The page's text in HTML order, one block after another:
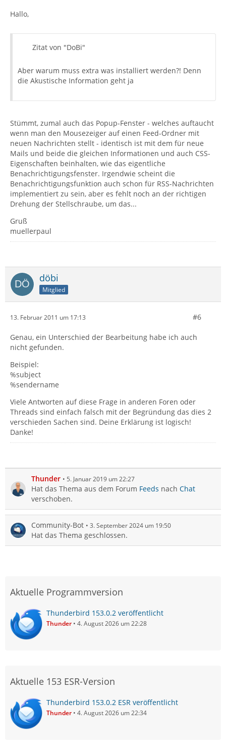
Hallo,
Zitat von "DoBi"
Aber warum muss extra was installiert werden?! Denn
die Akustische Information geht ja
Stümmt, zumal auch das Popup-Fenster - welches auftaucht
wenn man den Mousezeiger auf einen Feed-Ordner mit
neuen Nachrichten stellt - identisch ist mit dem für neue
Mails und beide die gleichen Informationen und auch CSS-
Eigenschaften beinhalten, wie das eigentliche
Benachrichtigungsfenster. Irgendwie scheint die
Benachrichtigungsfunktion auch schon für RSS-Nachrichten
implementiert zu sein, aber es fehlt noch an der richtigen
Drehung der Stellschraube, um das...
Gruß
muellerpaul
döbi
Mitglied
13. Februar 2011 um 17:13 #6
Genau, ein Unterschied der Bearbeitung habe ich auch
nicht gefunden.
Beispiel:
%subject
%sendername
Viele Antworten auf diese Frage in anderen Foren oder
Threads sind einfach falsch mit der Begründung das dies 2
verschieden Sachen sind. Deine Erklärung ist logisch!
Danke!
Thunder 5. Januar 2019 um 22:27
Hat das Thema aus dem Forum Feeds nach Chat
verschoben.
Community-Bot 3. September 2024 um 19:50
Hat das Thema geschlossen.
Aktuelle Programmversion
Thunderbird 153.0.2 veröffentlicht
Thunder 4. August 2026 um 22:28
Aktuelle 153 ESR-Version
Thunderbird 153.0.2 ESR veröffentlicht
Thunder 4. August 2026 um 22:34